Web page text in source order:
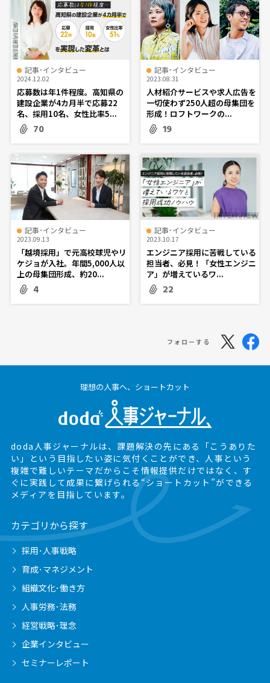
記事･インタビュー
2024.12.02
応募数は年1件程度。高知県の
建設企業が4カ月半で応募22
名、採用10名、女性比率5...
70
記事･インタビュー
2023.08.31
人材紹介サービスや求人広告を
一切使わず250人超の母集団を
形成！ロフトワークの...
19
記事･インタビュー
2023.09.13
「越境採用」で元高校球児やリ
ケジョが入社。年間5,000人以
上の母集団形成、約20...
4
記事･インタビュー
2023.10.17
エンジニア採用に苦戦している
担当者、必見！「女性エンジニ
ア」が増えているワ...
22
フォローする
理想の人事へ、ショートカット
doda人事ジャーナルは、課題解決の先にある
「こうありた
い」という目指したい姿に気付くことができ、人事という
複雑で難しいテーマだからこそ情報提供だけではなく、 す
ぐに実践して成果に繋げられる“ショートカット”ができる
メディアを目指しています。
カテゴリから探す
採用･人事戦略
育成･マネジメント
組織文化･働き方
人事労務･法務
経営戦略･理念
企業インタビュー
セミナーレポート